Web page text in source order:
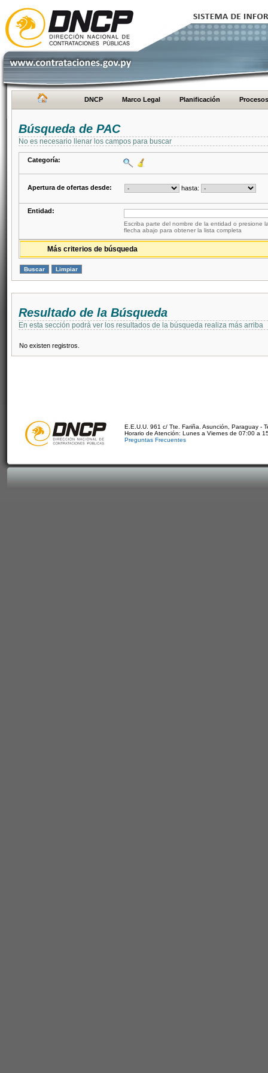
DNCP Marco Legal Planificación Procesos
Búsqueda de PAC
No es necesario llenar los campos para buscar
Categoría:
Apertura de ofertas desde: hasta:
Entidad:
Escriba parte del nombre de la entidad o presione
flecha abajo para obtener la lista completa
Más criterios de búsqueda
Resultado de la Búsqueda
En esta sección podrá ver los resultados de la búsqueda realiza más arriba
No existen registros.
E.E.U.U. 961 c/ Tte. Fariña. Asunción, Paraguay -
Horario de Atención: Lunes a Viernes de 07:00 a
Preguntas Frecuentes